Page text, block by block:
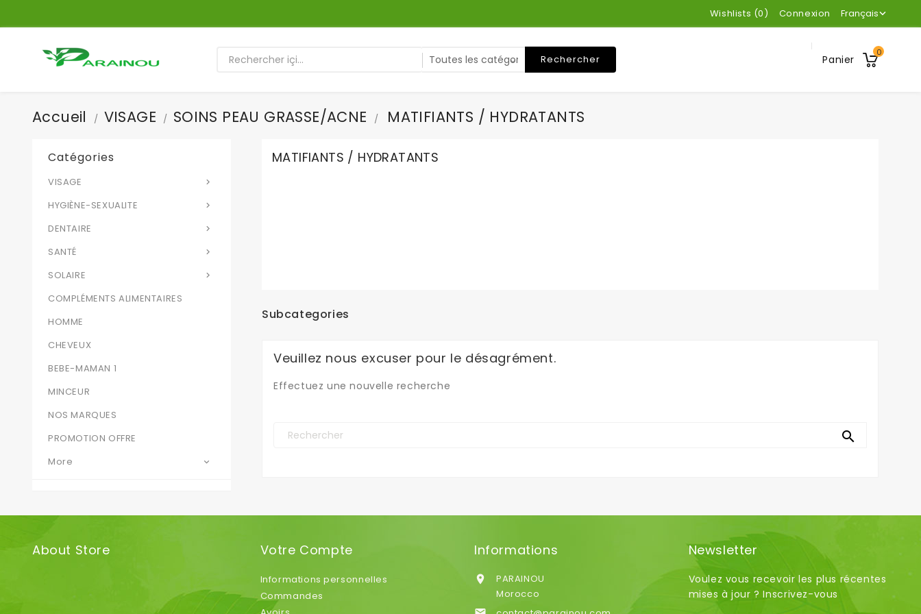
Français
Connexion
Wishlists (0)
Panier
0
Rechercher
Accueil VISAGE SOINS PEAU GRASSE/ACNE MATIFIANTS / HYDRATANTS
Catégories

VISAGE

HYGIÈNE-SEXUALITE

DENTAIRE

SANTÉ

SOLAIRE
COMPLÉMENTS ALIMENTAIRES
HOMME
CHEVEUX
BEBE-MAMAN 1
MINCEUR
NOS MARQUES
PROMOTION OFFRE
More

MATIFIANTS / HYDRATANTS
Subcategories
Veuillez nous excuser pour le désagrément.
Effectuez une nouvelle recherche

About Store Votre Compte
Informations personnelles
Commandes
Informations

PARAINOU
Morocco
Newsletter
Voulez vous recevoir les plus récentes
mises à jour ? Inscrivez-vous